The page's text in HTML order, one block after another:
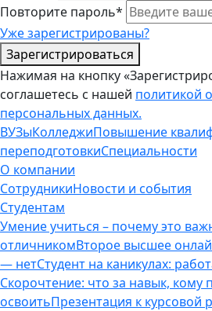
Повторите пароль*
Уже зарегистрированы?
Зарегистрироваться
Нажимая на кнопку
соглашетесь с нашей политикой
персональных данных.
ВУЗыКолледжиПовышение
переподготовкиСпециальности
О компании
СотрудникиНовости и события
Студентам
Умение учиться – почему это
отличникомВторое высшее
— нетСтудент на каникулах:
Скорочтение: что за навык, кому
освоитьПрезентация к курсовой